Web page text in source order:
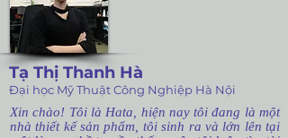
Tạ Thị Thanh Hà
Đại học Mỹ Thuật Công Nghiệp Hà Nội
Xin chào! Tôi là Hata, hiện nay tôi đang là một
nhà thiết kế sản phẩm, tôi sinh ra và lớn lên tại